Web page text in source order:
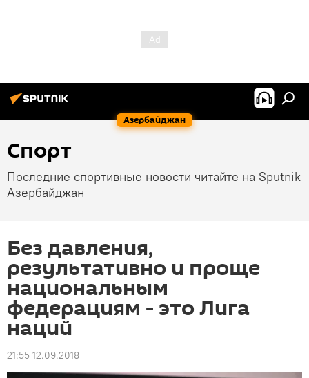
Азербайджан
Спорт
Последние спортивные новости читайте на Sputnik
Азербайджан
Без давления,
результативно и проще
национальным
федерациям - это Лига
наций
21:55 12.09.2018